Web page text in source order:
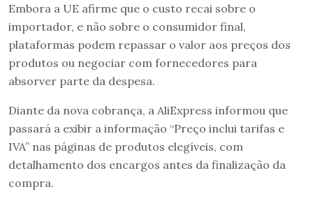
Embora a UE afirme que o custo recai sobre o
importador, e não sobre o consumidor final,
plataformas podem repassar o valor aos preços dos
produtos ou negociar com fornecedores para
absorver parte da despesa.
Diante da nova cobrança, a AliExpress informou que
passará a exibir a informação “Preço inclui tarifas e
IVA” nas páginas de produtos elegíveis, com
detalhamento dos encargos antes da finalização da
compra.